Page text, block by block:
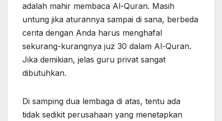
adalah mahir membaca Al-Quran. Masih
untung jika aturannya sampai di sana, berbeda
cerita dengan Anda harus menghafal
sekurang-kurangnya juz 30 dalam Al-Quran.
Jika demikian, jelas guru privat sangat
dibutuhkan.
Di samping dua lembaga di atas, tentu ada
tidak sedikit perusahaan yang menetapkan